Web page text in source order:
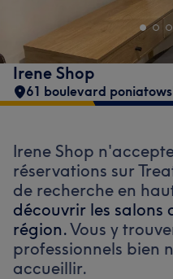
Irene Shop
61 boulevard
Irene Shop
réservations sur
de recherche en
découvrir les salons
région.Vous y
professionnels bien
accueillir.